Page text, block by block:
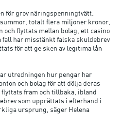
för grov näringspenningtvätt.
totalt flera miljoner kronor,
och flyttats mellan bolag, ett casino
fall har misstänkt falska skuldebrev
för att ge sken av legitima lån
utredningen hur pengar har
och bolag för att dölja deras
fram och tillbaka, ibland
som upprättats i efterhand i
ursprung, säger Helena